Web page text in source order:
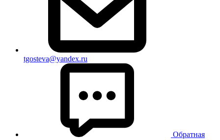
tgosteva@yandex.ru
Обратная